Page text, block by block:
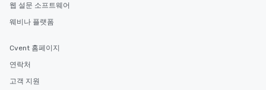
웹 설문 소프트웨어
웨비나 플랫폼
Cvent 홈페이지
연락처
고객 지원